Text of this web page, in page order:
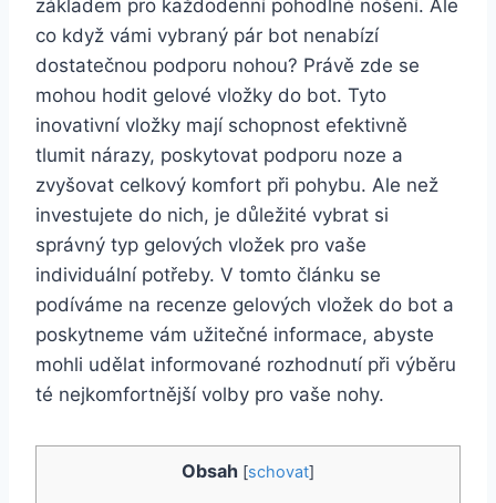
základem pro ‌každodenní pohodlné nošení. Ale
co když vámi vybraný ⁢pár ⁤bot ⁢nenabízí
dostatečnou podporu nohou? ‍Právě zde se ​
mohou hodit gelové⁤ vložky do bot. Tyto
inovativní vložky mají ‌schopnost efektivně​
tlumit nárazy, ⁣poskytovat podporu⁢ noze‌ a
‍zvyšovat celkový komfort​ při pohybu. Ale než
investujete do nich, je ⁣důležité vybrat⁣ si
správný typ gelových ‌vložek ​pro vaše
‍individuální ‌potřeby. V tomto‌ článku se
podíváme⁤ na‌ recenze gelových vložek do bot⁣ a
poskytneme vám⁢ užitečné informace, abyste
mohli udělat informované ‌rozhodnutí při výběru
té nejkomfortnější volby ⁢pro⁢ vaše ⁢nohy.
Obsah [schovat]